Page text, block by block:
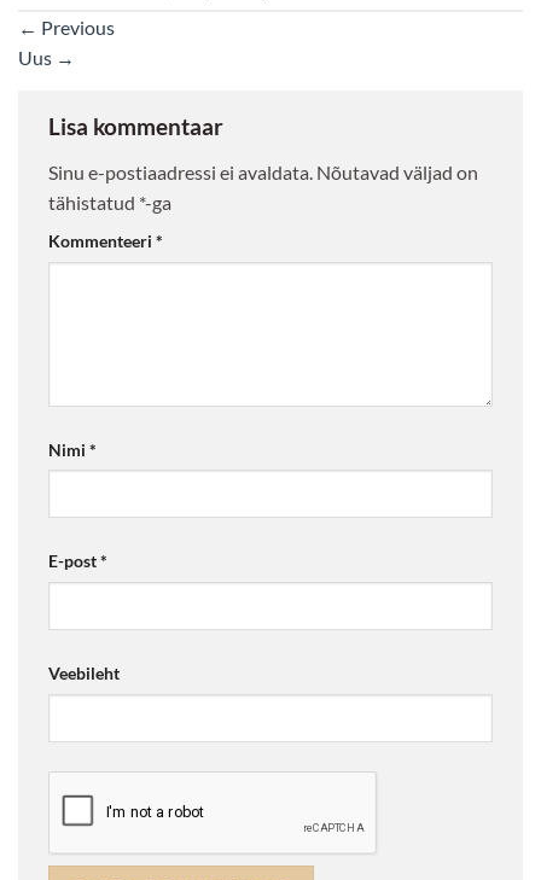
← Previous
Uus →
Lisa kommentaar
Sinu e-postiaadressi ei avaldata. Nõutavad väljad on
tähistatud *-ga
Kommenteeri *
Nimi *
E-post*
Veebileht